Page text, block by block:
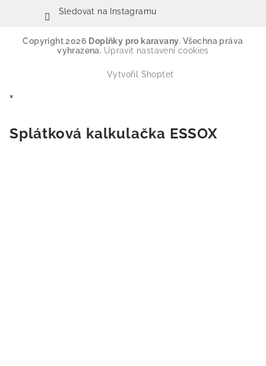
Sledovat na Instagramu
Copyright 2026 Doplňky pro karavany. Všechna práva
vyhrazena. Upravit nastavení cookies
Vytvořil Shoptet
×
Splátková kalkulačka ESSOX